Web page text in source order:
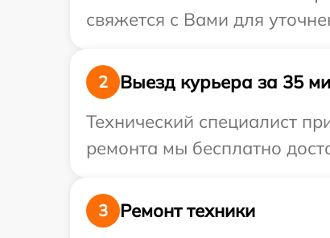
свяжется с Вами для
2
Выезд курьера за 35
Технический специалист
ремонта мы бесплатно
3
Ремонт техники